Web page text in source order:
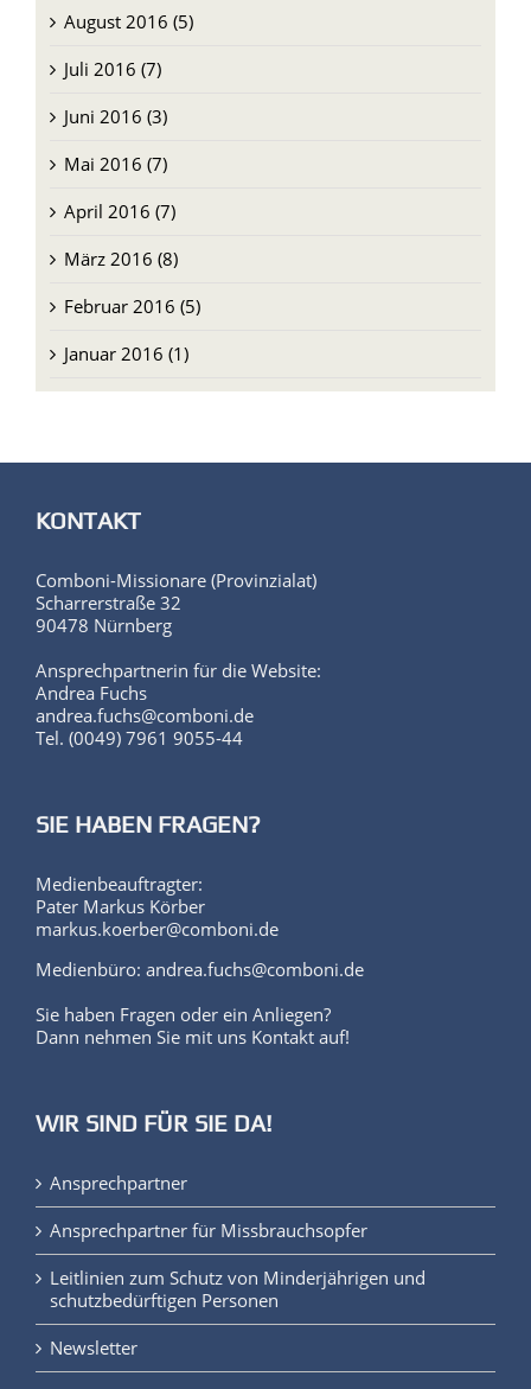
August 2016 (5)
Juli 2016 (7)
Juni 2016 (3)
Mai 2016 (7)
April 2016 (7)
März 2016 (8)
Februar 2016 (5)
Januar 2016 (1)
KONTAKT
Comboni-Missionare (Provinzialat)
Scharrerstraße 32
90478 Nürnberg
Ansprechpartnerin für die Website:
Andrea Fuchs
andrea.fuchs@comboni.de
Tel. (0049) 7961 9055-44
SIE HABEN FRAGEN?
Medienbeauftragter:
Pater Markus Körber
markus.koerber@comboni.de
Medienbüro: andrea.fuchs@comboni.de
Sie haben Fragen oder ein Anliegen?
Dann nehmen Sie mit uns Kontakt auf!
WIR SIND FÜR SIE DA!
Ansprechpartner
Ansprechpartner für Missbrauchsopfer
Leitlinien zum Schutz von Minderjährigen und
schutzbedürftigen Personen
Newsletter